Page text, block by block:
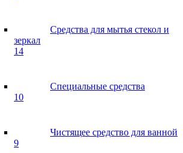
Средства для мытья стекол и
зеркал
14
Специальные средства
10
Чистящее средство для ванной
9